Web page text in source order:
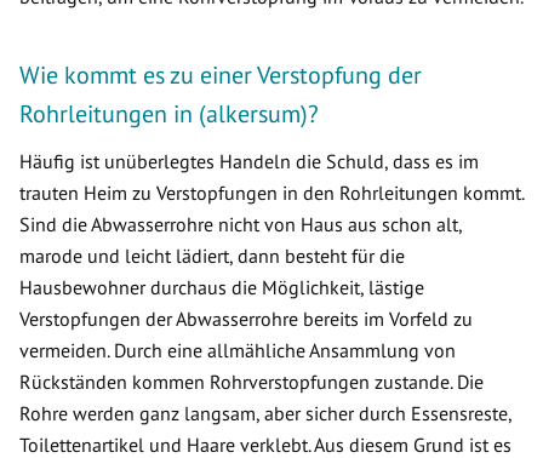
Wie kommt es zu einer Verstopfung der
Rohrleitungen in (alkersum)?
Häufig ist unüberlegtes Handeln die Schuld, dass es im
trauten Heim zu Verstopfungen in den Rohrleitungen kommt.
Sind die Abwasserrohre nicht von Haus aus schon alt,
marode und leicht lädiert, dann besteht für die
Hausbewohner durchaus die Möglichkeit, lästige
Verstopfungen der Abwasserrohre bereits im Vorfeld zu
vermeiden. Durch eine allmähliche Ansammlung von
Rückständen kommen Rohrverstopfungen zustande. Die
Rohre werden ganz langsam, aber sicher durch Essensreste,
Toilettenartikel und Haare verklebt. Aus diesem Grund ist es